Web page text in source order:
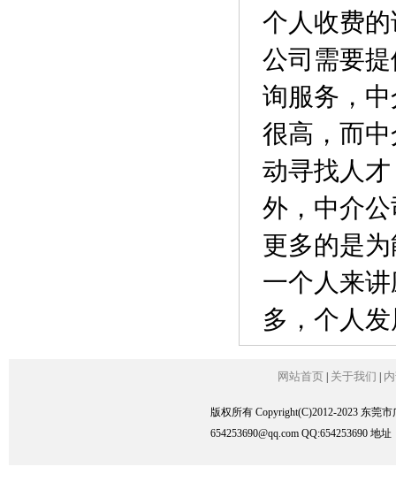
个人收费
公司需要
询服务，
很高，而
动寻找人
外，中介
更多的是
一个人来
多，个人
网站首页 关于我们
版权所有 Copyright(C)2012-2023 东莞
654253690@qq.com QQ:654253690 地